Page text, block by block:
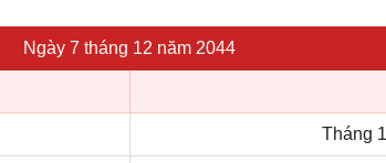
Ngày 7 tháng 12 năm 2044
Tháng